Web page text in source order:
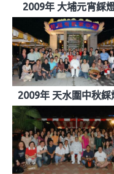
2009年 大埔元宵綵
2009年 天水圍中秋綵